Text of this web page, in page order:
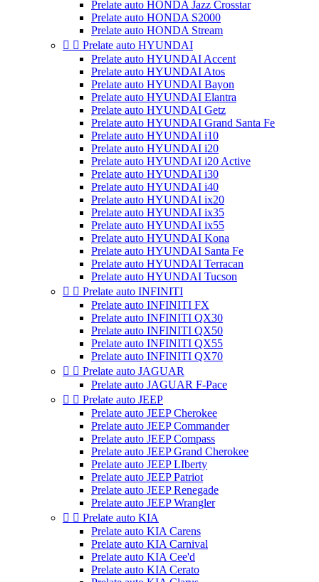
Prelate auto HONDA Jazz Crosstar
Prelate auto HONDA S2000
Prelate auto HONDA Stream
  Prelate auto HYUNDAI
Prelate auto HYUNDAI Accent
Prelate auto HYUNDAI Atos
Prelate auto HYUNDAI Bayon
Prelate auto HYUNDAI Elantra
Prelate auto HYUNDAI Getz
Prelate auto HYUNDAI Grand Santa Fe
Prelate auto HYUNDAI i10
Prelate auto HYUNDAI i20
Prelate auto HYUNDAI i20 Active
Prelate auto HYUNDAI i30
Prelate auto HYUNDAI i40
Prelate auto HYUNDAI ix20
Prelate auto HYUNDAI ix35
Prelate auto HYUNDAI ix55
Prelate auto HYUNDAI Kona
Prelate auto HYUNDAI Santa Fe
Prelate auto HYUNDAI Terracan
Prelate auto HYUNDAI Tucson
  Prelate auto INFINITI
Prelate auto INFINITI FX
Prelate auto INFINITI QX30
Prelate auto INFINITI QX50
Prelate auto INFINITI QX55
Prelate auto INFINITI QX70
  Prelate auto JAGUAR
Prelate auto JAGUAR F-Pace
  Prelate auto JEEP
Prelate auto JEEP Cherokee
Prelate auto JEEP Commander
Prelate auto JEEP Compass
Prelate auto JEEP Grand Cherokee
Prelate auto JEEP LIberty
Prelate auto JEEP Patriot
Prelate auto JEEP Renegade
Prelate auto JEEP Wrangler
  Prelate auto KIA
Prelate auto KIA Carens
Prelate auto KIA Carnival
Prelate auto KIA Cee'd
Prelate auto KIA Cerato